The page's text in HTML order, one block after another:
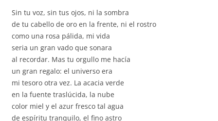
Sin tu voz, sin tus ojos, ni la sombra
de tu cabello de oro en la frente, ni el rostro
como una rosa pálida, mi vida
seria un gran vado que sonara
al recordar. Mas tu orgullo me hacía
un gran regalo: el universo era
mi tesoro otra vez. La acacia verde
en la fuente traslúcida, la nube
color miel y el azur fresco tal agua
de espíritu tranquilo, el fino astro